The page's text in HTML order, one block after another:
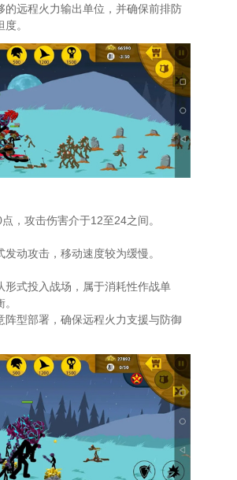
的远程火力输出单位，并确保前排防
。
，攻击伤害介于12至24之间。
动攻击，移动速度较为缓慢。
形式投入战场，属于消耗性作战单
阵型部署，确保远程火力支援与防御